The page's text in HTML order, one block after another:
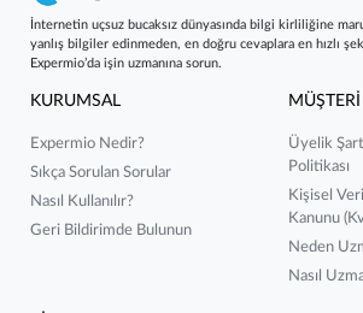
İnternetin uçsuz bucaksız dünyasında bilgi kirliliğine
yanlış bilgiler edinmeden, en doğru cevaplara en hızlı
Expermio’da işin uzmanına sorun.
KURUMSAL
Expermio Nedir?
Sıkça Sorulan Sorular
Nasıl Kullanılır?
Geri Bildirimde Bulunun
Üyelik
Politikası
Kişisel
Kanunu
Neden
Nasıl